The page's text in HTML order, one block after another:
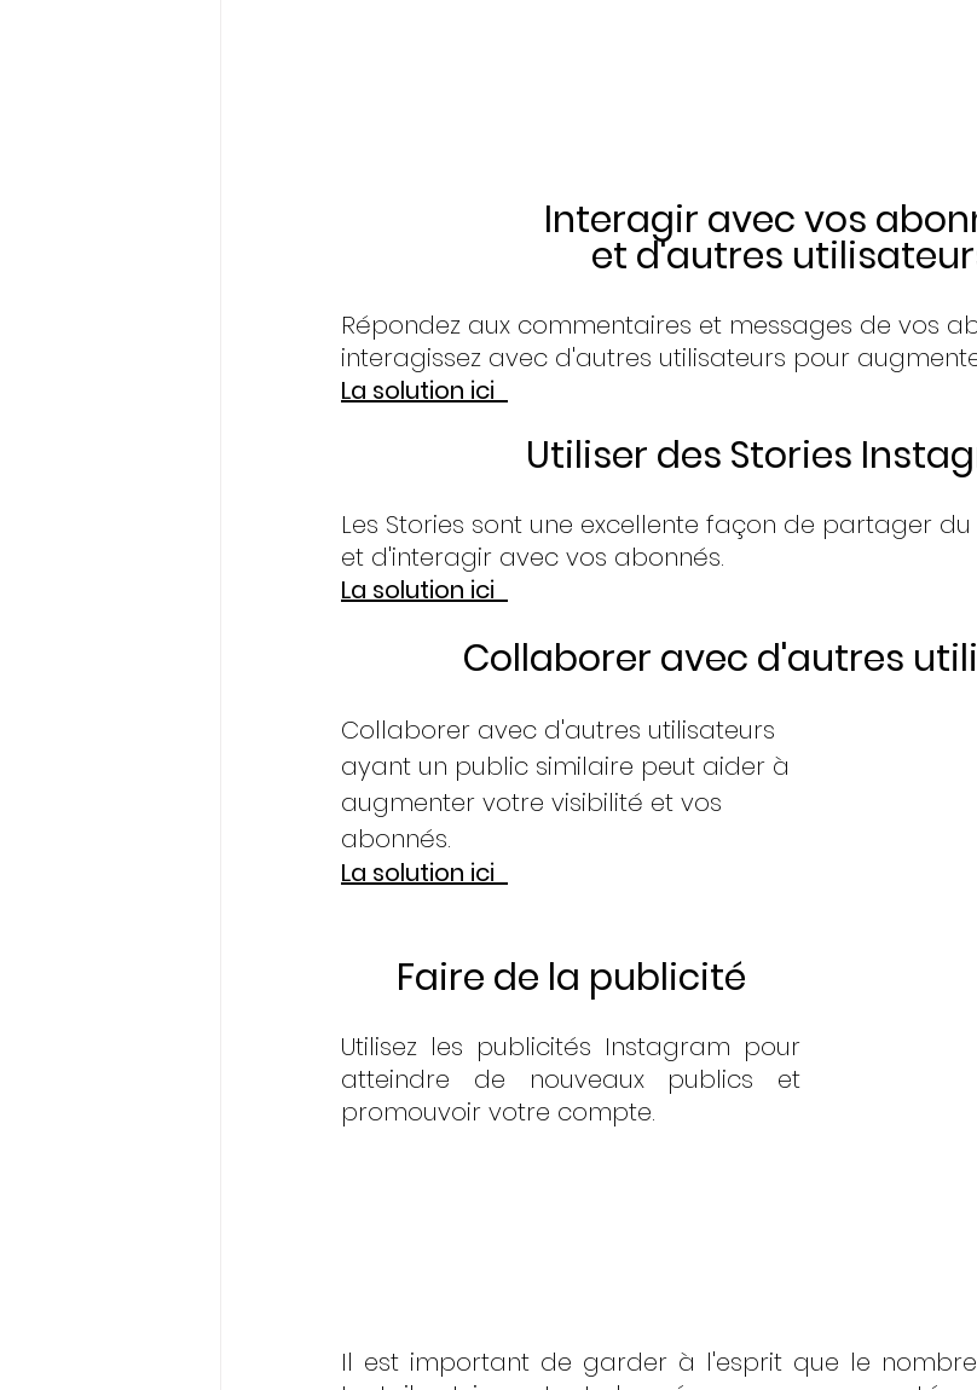
Interagir avec vos
et d'autres
Répondez aux commentaires et messages de vos
interagissez avec d'autres utilisateurs pour
La solution ici
Utiliser des Stories
Les Stories sont une excellente façon de partager
et d'interagir avec vos abonnés.
La solution ici
Collaborer avec d'autres
Collaborer avec d'autres utilisateurs
ayant un public similaire peut aider à
augmenter votre visibilité et vos
abonnés.
La solution ici
Faire de la publicité
Utilisez les publicités Instagram pour
atteindre de nouveaux publics et
promouvoir votre compte.
Il est important de garder à l'esprit que le